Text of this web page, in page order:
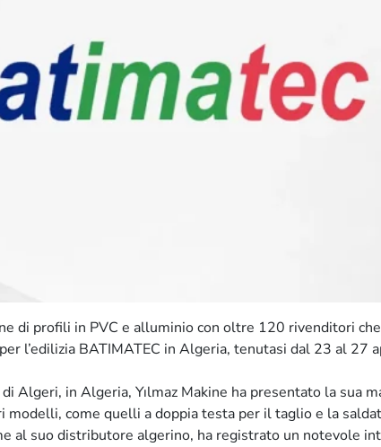
di profili in PVC e alluminio con oltre 120 rivenditori
l’edilizia BATIMATEC in Algeria, tenutasi dal 23 al 27
in Algeria, Yılmaz Makine ha presentato la sua
modelli, come quelli a doppia testa per il taglio e la
al suo distributore algerino, ha registrato un notevole